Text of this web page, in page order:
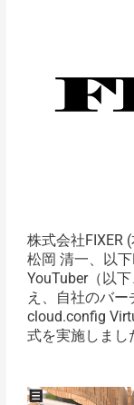
株式会社FIXER
松岡 清⼀、以
YouTuber（以
え、自社のバ
cloud.config
式を実施しまし